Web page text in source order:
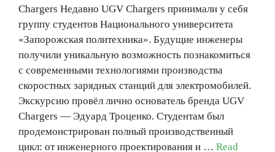
Chargers Недавно UGV Chargers принимали у себя
группу студентов Национального университета
«Запорожская политехника». Будущие инженеры
получили уникальную возможность познакомиться
с современными технологиями производства
скоростных зарядных станций для электромобилей.
Экскурсию провёл лично основатель бренда UGV
Chargers — Эдуард Троценко. Студентам был
продемонстрирован полный производственный
цикл: от инженерного проектирования и … Read